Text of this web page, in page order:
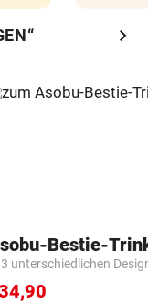
chevron_right
Bestie-
unterschiedlichen